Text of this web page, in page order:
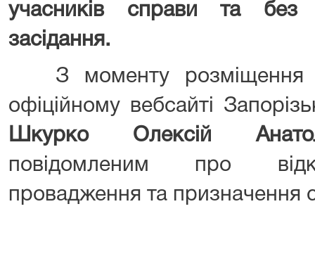
учасників справи та без
засідання.
З моменту розміщення
офіційному вебсайті
Шкурко Олексій
повідомленим про
провадження та призначення